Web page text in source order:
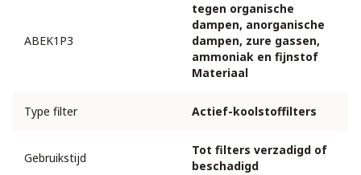
ABEK1P3
tegen organische
dampen, anorganische
dampen, zure gassen,
ammoniak en fijnstof
Materiaal
Type filter Actief-koolstoffilters
Gebruikstijd
Tot filters verzadigd of
beschadigd